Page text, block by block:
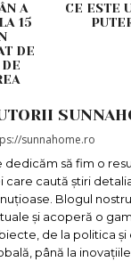
A
15
DE
CE ESTE
sunnahome.ro
dedicăm să fim o
care caută știri
Blogul
și acoperă o
de la politica
până la